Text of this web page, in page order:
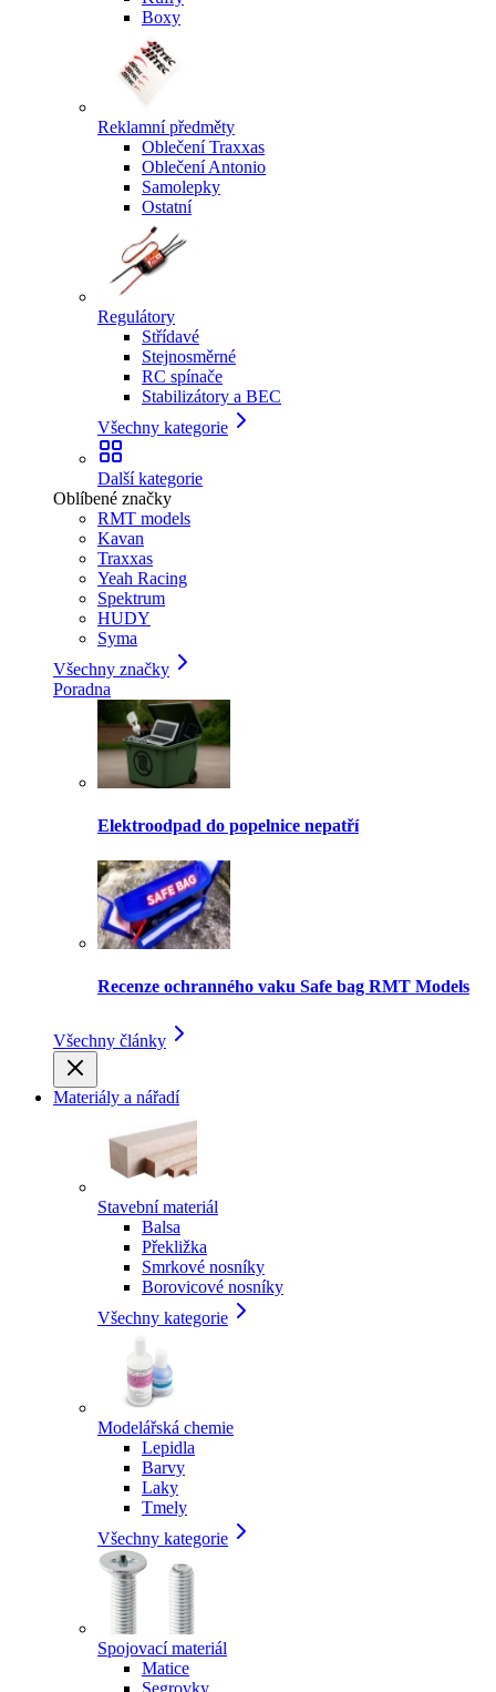
Boxy
Reklamní předměty
Oblečení Traxxas
Oblečení Antonio
Samolepky
Ostatní
Regulátory
Střídavé
Stejnosměrné
RC spínače
Stabilizátory a BEC
Všechny kategorie
Další kategorie
Oblíbené značky
RMT models
Kavan
Traxxas
Yeah Racing
Spektrum
HUDY
Syma
Všechny značky
Poradna
Elektroodpad do popelnice nepatří
Recenze ochranného vaku Safe bag RMT Models
Všechny články
Materiály a nářadí
Stavební materiál
Balsa
Překližka
Smrkové nosníky
Borovicové nosníky
Všechny kategorie
Modelářská chemie
Lepidla
Barvy
Laky
Tmely
Všechny kategorie
Spojovací materiál
Matice